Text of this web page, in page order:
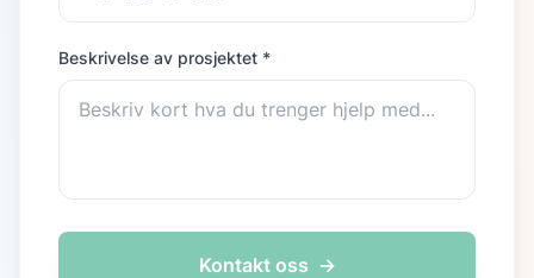
Beskrivelse av prosjektet *
Kontakt oss →